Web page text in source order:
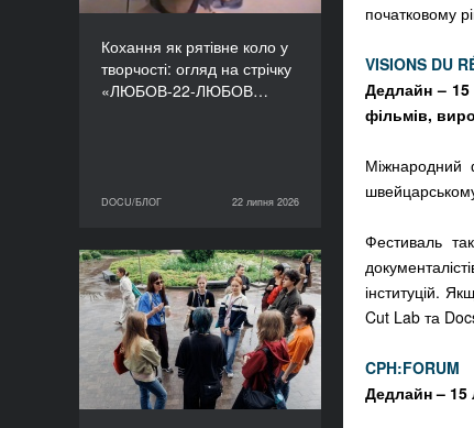
початковому
VISIONS DU
Дедлайн – 15
фільмів,
Міжнародний
Фестиваль
інституцій.
Cut Lab та
CPH:FORUM
Дедлайн – 15
Кохання як рятівне коло у
творчості: огляд на стрічку
«ЛЮБОВ-22-ЛЮБОВ…
DOCU/БЛОГ 22 липня 2026
DOCU/БЛОГ
22 липня 2026
«Нас веде подільський
пес»: презентуємо фільм
майстерні DOCU/ТАБІР